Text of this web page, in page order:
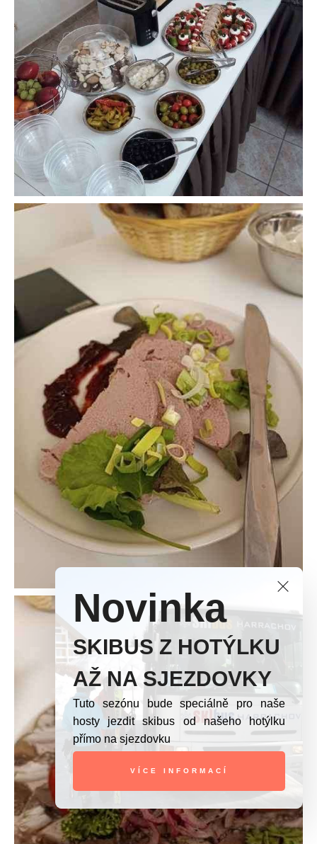
Novinka
SKIBUS Z HOTÝLKU
AŽ NA SJEZDOVKY
Tuto sezónu bude speciálně pro naše
hosty jezdit skibus od našeho hotýlku
přímo na sjezdovku
VÍCE INFORMACÍ